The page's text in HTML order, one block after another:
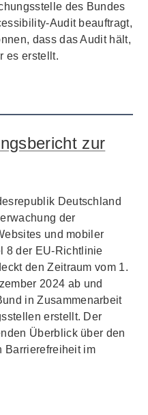
des Bundes
Audit beauftragt,
dass das Audit hält,
es erstellt.
zur
Deutschland
der
und mobiler
8 der EU-Richtlinie
den Zeitraum vom 1.
2024 ab und
in Zusammenarbeit
erstellt. Der
Überblick über den
Barrierefreiheit im